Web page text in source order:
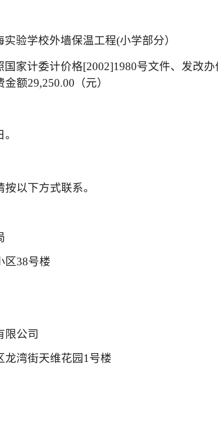
验学校外墙保温工程(小学部分）
家计委计价格[2002]1980号文件、发改
额29,250.00（元）
以下方式联系。
38号楼
限公司
湾街天维花园1号楼